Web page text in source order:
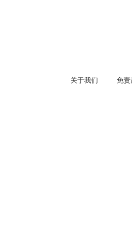
关于我们 免责